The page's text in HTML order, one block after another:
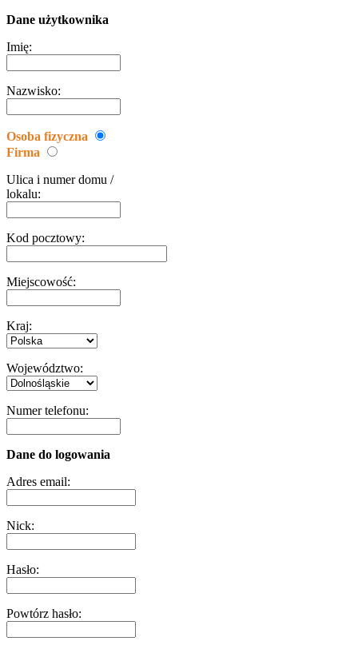
Dane użytkownika
Imię:
Nazwisko:
Osoba fizyczna
Firma
Ulica i numer domu /
lokalu:
Kod pocztowy:
Miejscowość:
Kraj:
Województwo:
Numer telefonu:
Dane do logowania
Adres email:
Nick:
Hasło:
Powtórz hasło: